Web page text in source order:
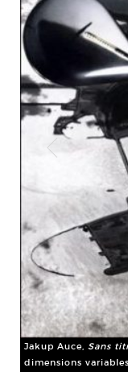
Jakup Auce, Sans
dimensions variables